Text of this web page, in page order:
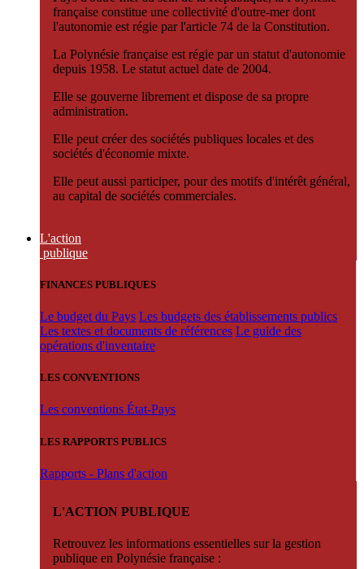
française constitue une collectivité d'outre-mer dont
l'autonomie est régie par l'article 74 de la Constitution.
La Polynésie française est régie par un statut d'autonomie
depuis 1958. Le statut actuel date de 2004.
Elle se gouverne librement et dispose de sa propre
administration.
Elle peut créer des sociétés publiques locales et des
sociétés d'économie mixte.
Elle peut aussi participer, pour des motifs d'intérêt général,
au capital de sociétés commerciales.
L'action
publique
FINANCES PUBLIQUES
Le budget du Pays Les budgets des établissements publics
Les textes et documents de références Le guide des
opérations d'inventaire
LES CONVENTIONS
Les conventions État-Pays
LES RAPPORTS PUBLICS
Rapports - Plans d'action
L'ACTION PUBLIQUE
Retrouvez les informations essentielles sur la gestion
publique en Polynésie française :